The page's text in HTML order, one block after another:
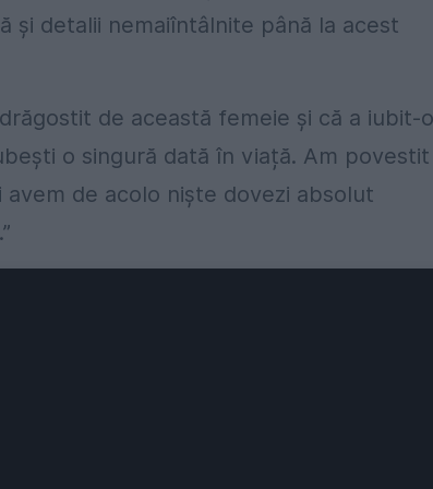
și detalii nemaiîntâlnite până la acest
de această femeie și că a iubit-o
o singură dată în viață. Am povestit
de acolo niște dovezi absolut